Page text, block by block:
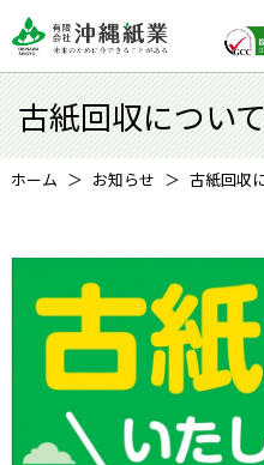
古紙回収につい
ホーム お知らせ 古紙回収